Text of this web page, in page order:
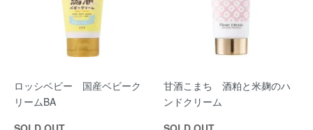
ロッシベビー 国産ベビーク
リームBA
甘酒こまち 酒粕と米麹のハ
ンドクリーム